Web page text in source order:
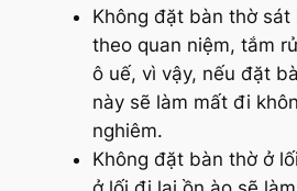
Không đặt bàn thờ sát
theo quan niệm, tắm
ô uế, vì vậy, nếu đặt
này sẽ làm mất đi
nghiêm.
Không đặt bàn thờ ở